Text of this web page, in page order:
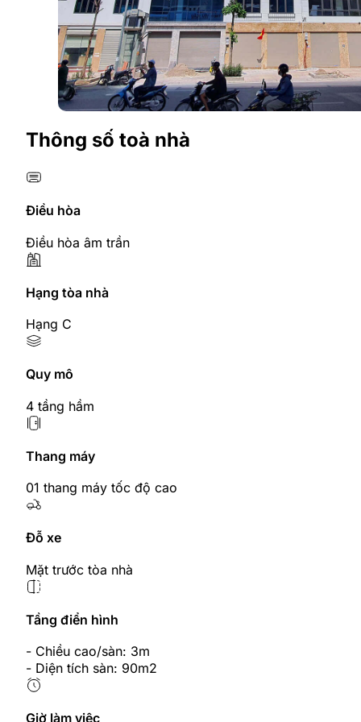
Thông số toà nhà
Điều hòa
Điều hòa âm trần
Hạng tòa nhà
Hạng C
Quy mô
4 tầng hầm
Thang máy
01 thang máy tốc độ cao
Đỗ xe
Mặt trước tòa nhà
Tầng điển hình
- Chiều cao/sàn: 3m
- Diện tích sàn: 90m2
Giờ làm việc